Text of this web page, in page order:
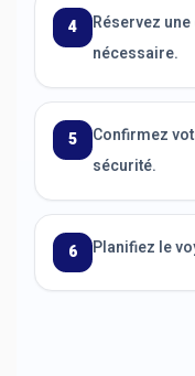
4
Réservez
nécessaire.
5
Confirmez
sécurité.
6 Planifiez le